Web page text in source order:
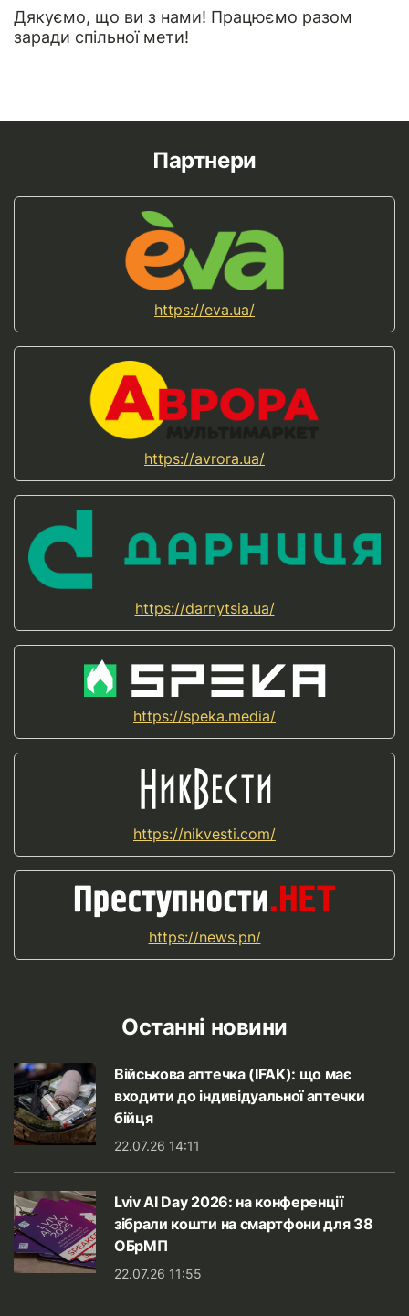
Дякуємо, що ви з нами! Працюємо разом
заради спільної мети!
Партнери
https://eva.ua/
https://avrora.ua/
https://darnytsia.ua/
https://speka.media/
https://nikvesti.com/
https://news.pn/
Останні новини
Військова аптечка (IFAK): що має
входити до індивідуальної аптечки
бійця
22.07.26 14:11
Lviv AI Day 2026: на конференції
зібрали кошти на смартфони для 38
ОБрМП
22.07.26 11:55